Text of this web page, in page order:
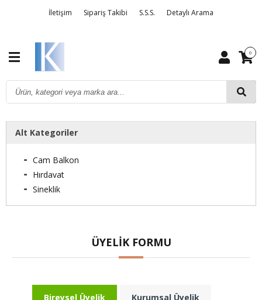
İletişim Sipariş Takibi S.S.S. Detaylı Arama
0
Alt Kategoriler
Cam Balkon
Hırdavat
Sineklik
ÜYELIK FORMU
Bireysel Üyelik Kurumsal Üyelik